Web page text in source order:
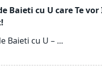
Baieti cu U care Te
Baieti cu U – ...